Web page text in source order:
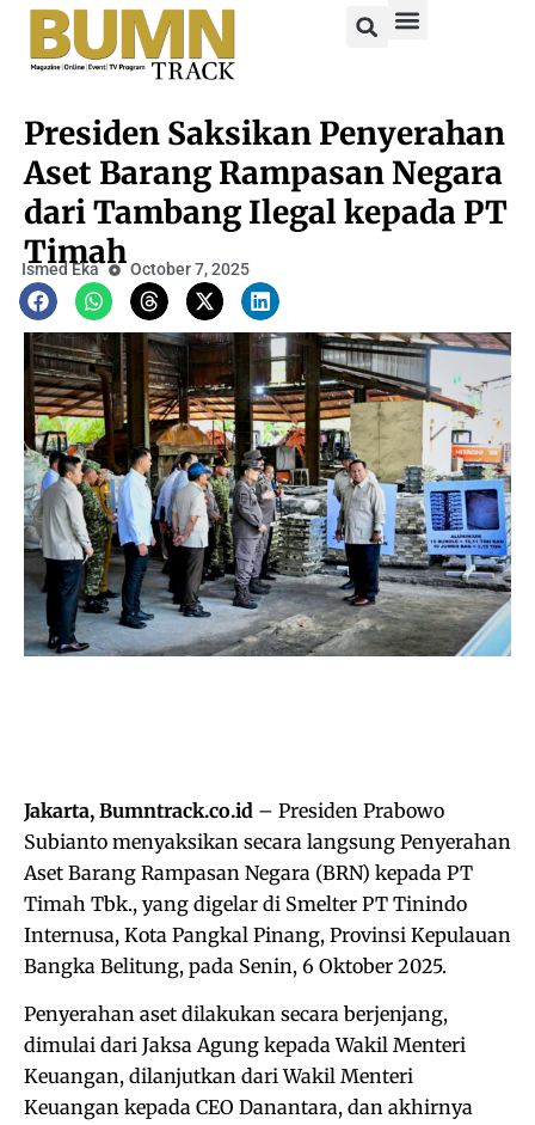
Presiden Saksikan Penyerahan
Aset Barang Rampasan Negara
dari Tambang Ilegal kepada PT
Timah
Ismed Eka October 7, 2025
Jakarta, Bumntrack.co.id – Presiden Prabowo
Subianto menyaksikan secara langsung Penyerahan
Aset Barang Rampasan Negara (BRN) kepada PT
Timah Tbk., yang digelar di Smelter PT Tinindo
Internusa, Kota Pangkal Pinang, Provinsi Kepulauan
Bangka Belitung, pada Senin, 6 Oktober 2025.
Penyerahan aset dilakukan secara berjenjang,
dimulai dari Jaksa Agung kepada Wakil Menteri
Keuangan, dilanjutkan dari Wakil Menteri
Keuangan kepada CEO Danantara, dan akhirnya